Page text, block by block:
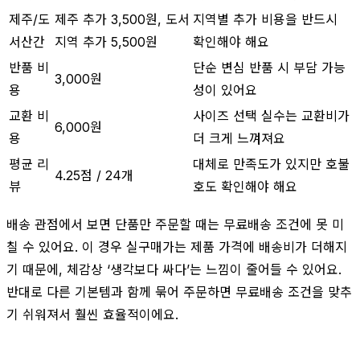
제주/도
서산간
제주 추가 3,500원, 도서
지역 추가 5,500원
지역별 추가 비용을 반드시
확인해야 해요
반품 비
용
3,000원
단순 변심 반품 시 부담 가능
성이 있어요
교환 비
용
6,000원
사이즈 선택 실수는 교환비가
더 크게 느껴져요
평균 리
뷰
4.25점 / 24개
대체로 만족도가 있지만 호불
호도 확인해야 해요
배송 관점에서 보면 단품만 주문할 때는 무료배송 조건에 못 미
칠 수 있어요. 이 경우 실구매가는 제품 가격에 배송비가 더해지
기 때문에, 체감상 ‘생각보다 싸다’는 느낌이 줄어들 수 있어요.
반대로 다른 기본템과 함께 묶어 주문하면 무료배송 조건을 맞추
기 쉬워져서 훨씬 효율적이에요.